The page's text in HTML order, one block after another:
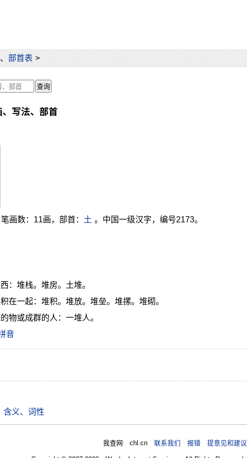
、 部首表 >
写法、部首
笔画数：11画，部首： 土 。中国一级汉字，编号2173。
：堆栈。堆房。土堆。
在一起：堆积。堆放。堆垒。堆摞。堆砌。
物或成群的人：一堆人。
音
含义、词性
我查网 chl.cn联系我们 报错 提意见和建议